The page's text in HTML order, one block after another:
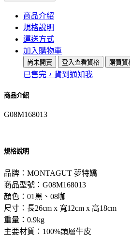
商品介紹
規格說明
運送方式
加入購物車
尚未開賣 登入查看資格 購買資
已售完，貨到通知我
商品介紹
G08M168013
規格說明
品牌：MONTAGUT 夢特嬌
商品型號：G08M168013
顏色：01黑、08咖
尺寸：長26cm x 寬12cm x 高18cm
重量：0.9kg
主要材質：100%頭層牛皮